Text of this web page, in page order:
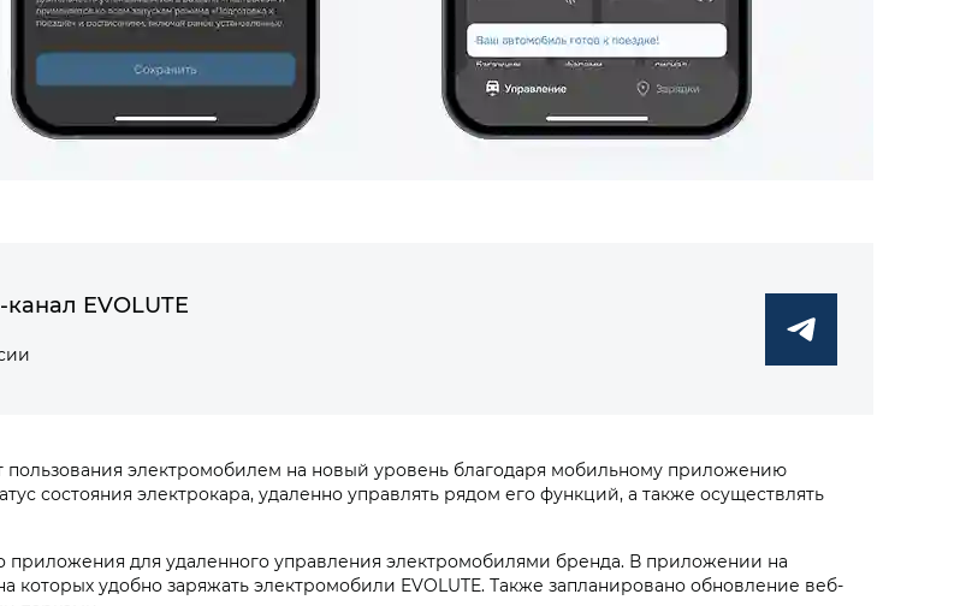
EVOLUTE
электромобилем на новый уровень благодаря мобильному приложению
состояния электрокара, удаленно управлять рядом его функций, а также осуществлять
приложения для удаленного управления электромобилями бренда. В приложении на
удобно заряжать электромобили EVOLUTE. Также запланировано обновление веб-